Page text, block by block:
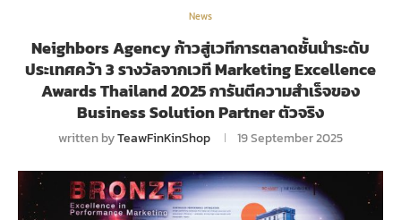
News
Neighbors Agency ก้าวสู่เวทีการตลาดชั้นนำระดับ
ประเทศคว้า 3 รางวัลจากเวที Marketing Excellence
Awards Thailand 2025 การันตีความสำเร็จของ
Business Solution Partner ตัวจริง
written byTeawFinKinShop 19 September 2025